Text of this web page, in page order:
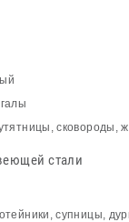
сковороды,
стали
супницы,